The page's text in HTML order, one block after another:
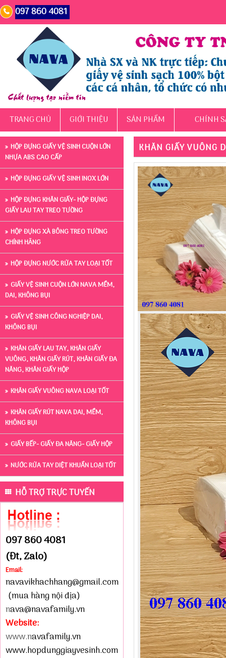
097 860 4081
TRANG CHỦ GIỚI THIỆU SẢN PHẨM CHÍNH
HỘP ĐỰNG GIẤY VỆ SINH CUỘN LỚN
NHỰA ABS CAO CẤP
HỘP ĐỰNG GIẤY VỆ SINH INOX LỚN
HỘP ĐỰNG KHĂN GIẤY- HỘP ĐỰNG
GIẤY LAU TAY TREO TƯỜNG
HỘP ĐỰNG XÀ BÔNG TREO TƯỜNG
CHÍNH HÃNG
HỘP ĐỰNG NƯỚC RỬA TAY LOẠI TỐT
GIẤY VỆ SINH CUỘN LỚN NAVA MỀM,
DAI, KHÔNG BỤI
GIẤY VỆ SINH CÔNG NGHIỆP DAI,
KHÔNG BỤI
KHĂN GIẤY LAU TAY, KHĂN GIẤY
VUÔNG, KHĂN GIẤY RÚT, KHĂN GIẤY ĐA
NĂNG, KHĂN GIẤY HỘP
KHĂN GIẤY VUÔNG NAVA LOẠI TỐT
KHĂN GIẤY RÚT NAVA DAI, MỀM,
KHÔNG BỤI
GIẤY BẾP- GIẤY ĐA NĂNG- GIẤY HỘP
NƯỚC RỬA TAY DIỆT KHUẨN LOẠI TỐT
HỖ TRỢ TRỰC TUYẾN
097 860 4081
(Đt, Zalo)
Email:
navavikhachhang@gmail.com
(mua hàng nội địa)
nava@navafamily.vn
Website:
www.navafamily.vn
www.hopdunggiayvesinh.com
KHĂN GIẤY VUÔNG